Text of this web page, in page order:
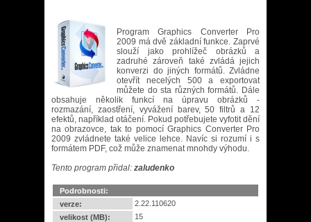
Program Graphics Converter Pro
2009 má dvě základní funkce. Zaprvé
slouží jako prohlížeč obrázků a
zadruhé zároveň také zvládá jejich
konverzi do jiných formátů. Zvládne
otevřít necelých 500 a exportovat
můžete do sta různých formátů. Dále
obsahuje několik funkcí na úpravu obrázků -
rozmazání, zaostření, vyvážení barev, 50 filtrů a 12
efektů, například otáčení. Pokud potřebujete vyfotit dění
na obrazovce, tak to pomocí Graphics Converter Pro
2009 zvládnete také velice lehce. Navíc si rozumí i s
formátem PDF, což může znamenat mnohdy výhodu.
Tento program přidal: zaludenko
Podrobnosti:
verze:
2.22.110620
velikost (MB):
15